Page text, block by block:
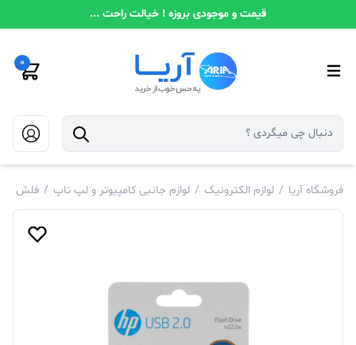
قیمت و موجودی بروزه ! خیالت راحت ...
0
فروشگاه آریا / لوازم الکترونیک / لوازم جانبی کامپیوتر و لپ تاپ / فلش و